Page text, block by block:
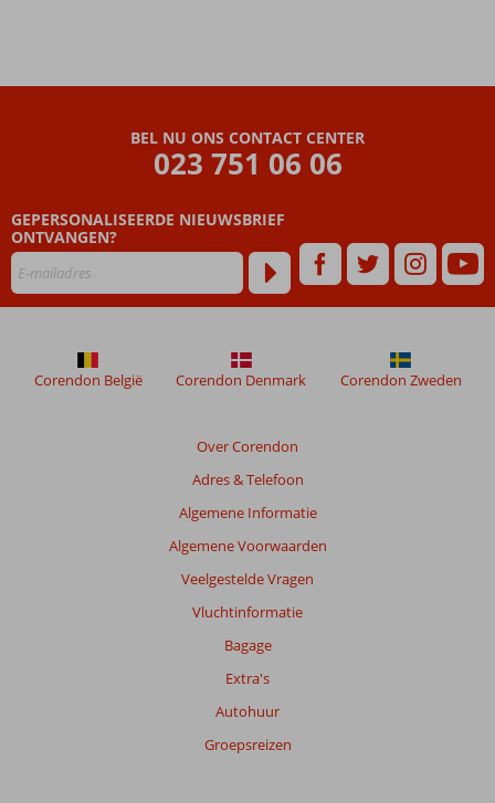
BEL NU ONS CONTACT CENTER
023 751 06 06
GEPERSONALISEERDE NIEUWSBRIEF
ONTVANGEN?
Over Corendon
Adres & Telefoon
Algemene Informatie
Algemene Voorwaarden
Veelgestelde Vragen
Vluchtinformatie
Bagage
Extra's
Autohuur
Groepsreizen
Corendon België Corendon Denmark Corendon Zweden